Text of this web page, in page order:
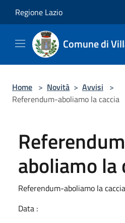
Regione Lazio
Comune di
Home > Novità > Avvisi >
Referendum-aboliamo la caccia
aboliamo la
Referendum-aboliamo la caccia
Data :